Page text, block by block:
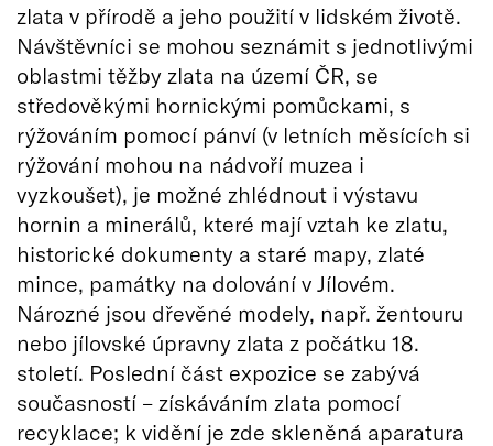
zlata v přírodě a jeho použití v lidském životě.
Návštěvníci se mohou seznámit s jednotlivými
oblastmi těžby zlata na území ČR, se
středověkými hornickými pomůckami, s
rýžováním pomocí pánví (v letních měsících si
rýžování mohou na nádvoří muzea i
vyzkoušet), je možné zhlédnout i výstavu
hornin a minerálů, které mají vztah ke zlatu,
historické dokumenty a staré mapy, zlaté
mince, památky na dolování v Jílovém.
Nározné jsou dřevěné modely, např. žentouru
nebo jílovské úpravny zlata z počátku 18.
století. Poslední část expozice se zabývá
současností – získáváním zlata pomocí
recyklace; k vidění je zde skleněná aparatura